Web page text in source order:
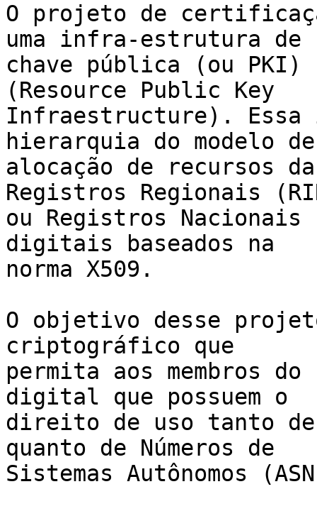
O projeto de
uma infra-estrutura de
chave pública (ou PKI)
(Resource Public Key
Infraestructure). Essa
hierarquia do modelo
alocação de recursos
Registros Regionais
ou Registros
digitais baseados na
norma X509.
O objetivo desse
criptográfico que
permita aos membros do
digital que possuem o
direito de uso tanto de
quanto de Números de
Sistemas Autônomos